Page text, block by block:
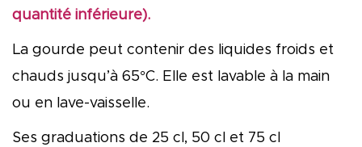
quantité inférieure).
La gourde peut contenir des liquides froids et
chauds jusqu’à 65°C. Elle est lavable à la main
ou en lave-vaisselle.
Ses graduations de 25 cl, 50 cl et 75 cl